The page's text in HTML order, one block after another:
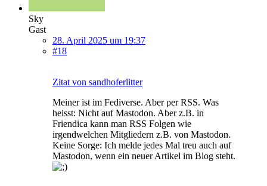
Sky
Gast
28. April 2025 um 19:37
#18
Zitat von sandhoferlitter
Meiner ist im Fediverse. Aber per RSS. Was
heisst: Nicht auf Mastodon. Aber z.B. in
Friendica kann man RSS Folgen wie
irgendwelchen Mitgliedern z.B. von Mastodon.
Keine Sorge: Ich melde jedes Mal treu auch auf
Mastodon, wenn ein neuer Artikel im Blog steht.